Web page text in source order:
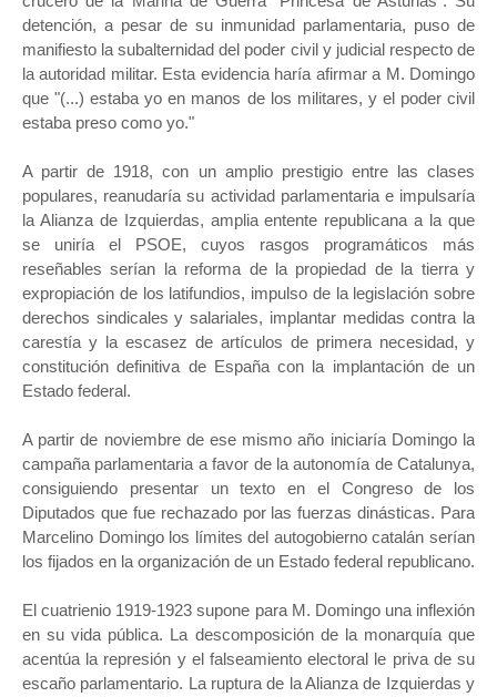
detención, a pesar de su inmunidad parlamentaria, puso de
manifiesto la subalternidad del poder civil y judicial respecto de
la autoridad militar. Esta evidencia haría afirmar a M. Domingo
que "(...) estaba yo en manos de los militares, y el poder civil
estaba preso como yo."
A partir de 1918, con un amplio prestigio entre las clases
populares, reanudaría su actividad parlamentaria e impulsaría
la Alianza de Izquierdas, amplia entente republicana a la que
se uniría el PSOE, cuyos rasgos programáticos más
reseñables serían la reforma de la propiedad de la tierra y
expropiación de los latifundios, impulso de la legislación sobre
derechos sindicales y salariales, implantar medidas contra la
carestía y la escasez de artículos de primera necesidad, y
constitución definitiva de España con la implantación de un
Estado federal.
A partir de noviembre de ese mismo año iniciaría Domingo la
campaña parlamentaria a favor de la autonomía de Catalunya,
consiguiendo presentar un texto en el Congreso de los
Diputados que fue rechazado por las fuerzas dinásticas. Para
Marcelino Domingo los límites del autogobierno catalán serían
los fijados en la organización de un Estado federal republicano.
El cuatrienio 1919-1923 supone para M. Domingo una inflexión
en su vida pública. La descomposición de la monarquía que
acentúa la represión y el falseamiento electoral le priva de su
escaño parlamentario. La ruptura de la Alianza de Izquierdas y